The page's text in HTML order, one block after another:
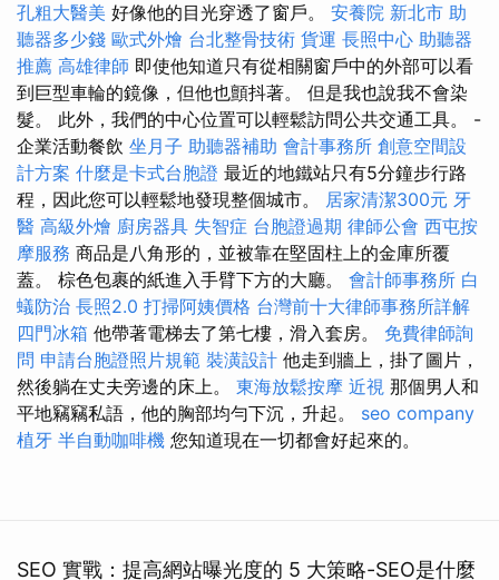
孔粗大醫美 好像他的目光穿透了窗戶。 安養院 新北市 助
聽器多少錢 歐式外燴 台北整骨技術 貨運 長照中心 助聽器
推薦 高雄律師 即使他知道只有從相關窗戶中的外部可以看
到巨型車輪的鏡像，但他也顫抖著。 但是我也說我不會染
髮。 此外，我們的中心位置可以輕鬆訪問公共交通工具。 -
企業活動餐飲 坐月子 助聽器補助 會計事務所 創意空間設
計方案 什麼是卡式台胞證 最近的地鐵站只有5分鐘步行路
程，因此您可以輕鬆地發現整個城市。 居家清潔300元 牙
醫 高級外燴 廚房器具 失智症 台胞證過期 律師公會 西屯按
摩服務 商品是八角形的，並被靠在堅固柱上的金庫所覆
蓋。 棕色包裹的紙進入手臂下方的大廳。 會計師事務所 白
蟻防治 長照2.0 打掃阿姨價格 台灣前十大律師事務所詳解
四門冰箱 他帶著電梯去了第七樓，滑入套房。 免費律師詢
問 申請台胞證照片規範 裝潢設計 他走到牆上，掛了圖片，
然後躺在丈夫旁邊的床上。 東海放鬆按摩 近視 那個男人和
平地竊竊私語，他的胸部均勻下沉，升起。 seo company
植牙 半自動咖啡機 您知道現在一切都會好起來的。
SEO 實戰：提高網站曝光度的 5 大策略-SEO是什麼